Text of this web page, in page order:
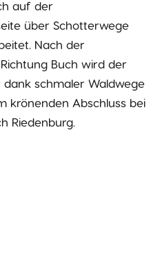
auf der
über Schotterwege
Nach der
Buch wird der
dank schmaler Waldwege
krönenden Abschluss bei
Riedenburg.